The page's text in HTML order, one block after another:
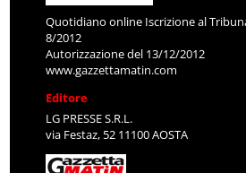
Quotidiano online Iscrizione al
8/2012
Autorizzazione del 13/12/2012
www.gazzettamatin.com
Editore
LG PRESSE S.R.L.
via Festaz, 52 11100 AOSTA